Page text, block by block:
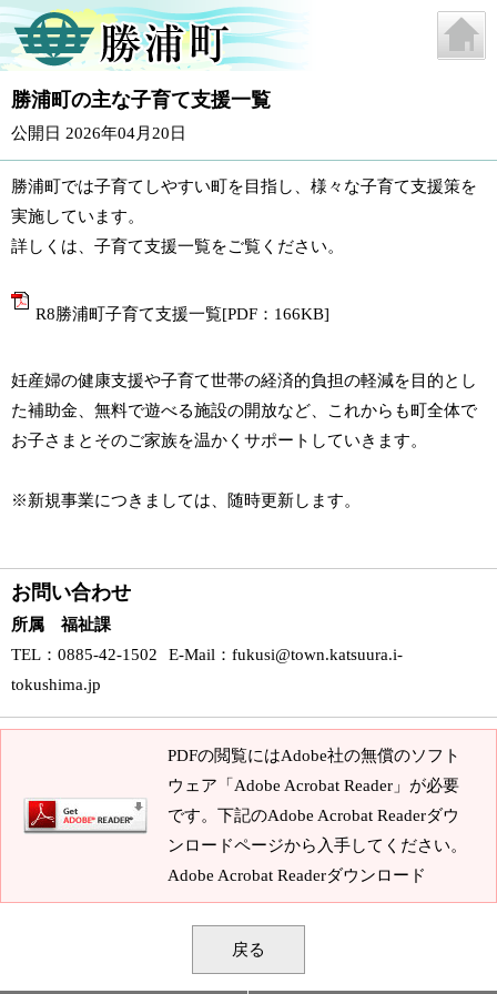
勝浦町の主な子育て支援一覧
公開日 2026年04月20日
勝浦町では子育てしやすい町を目指し、様々な子育て支援策を
実施しています。
詳しくは、子育て支援一覧をご覧ください。
R8勝浦町子育て支援一覧[PDF：166KB]
妊産婦の健康支援や子育て世帯の経済的負担の軽減を目的とし
た補助金、無料で遊べる施設の開放など、これからも町全体で
お子さまとそのご家族を温かくサポートしていきます。
※新規事業につきましては、随時更新します。
お問い合わせ
所属 福祉課
TEL ：0885-42-1502 E-Mail ： fukusi@town.katsuura.i-
tokushima.jp
PDFの閲覧にはAdobe社の無償のソフト
ウェア「Adobe Acrobat Reader」が必要
です。下記のAdobe Acrobat Readerダウ
ンロードページから入手してください。
Adobe Acrobat Readerダウンロード
戻る